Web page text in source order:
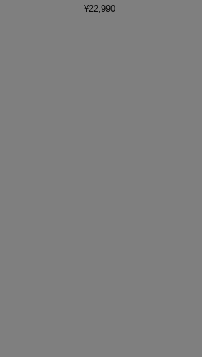
¥22,990